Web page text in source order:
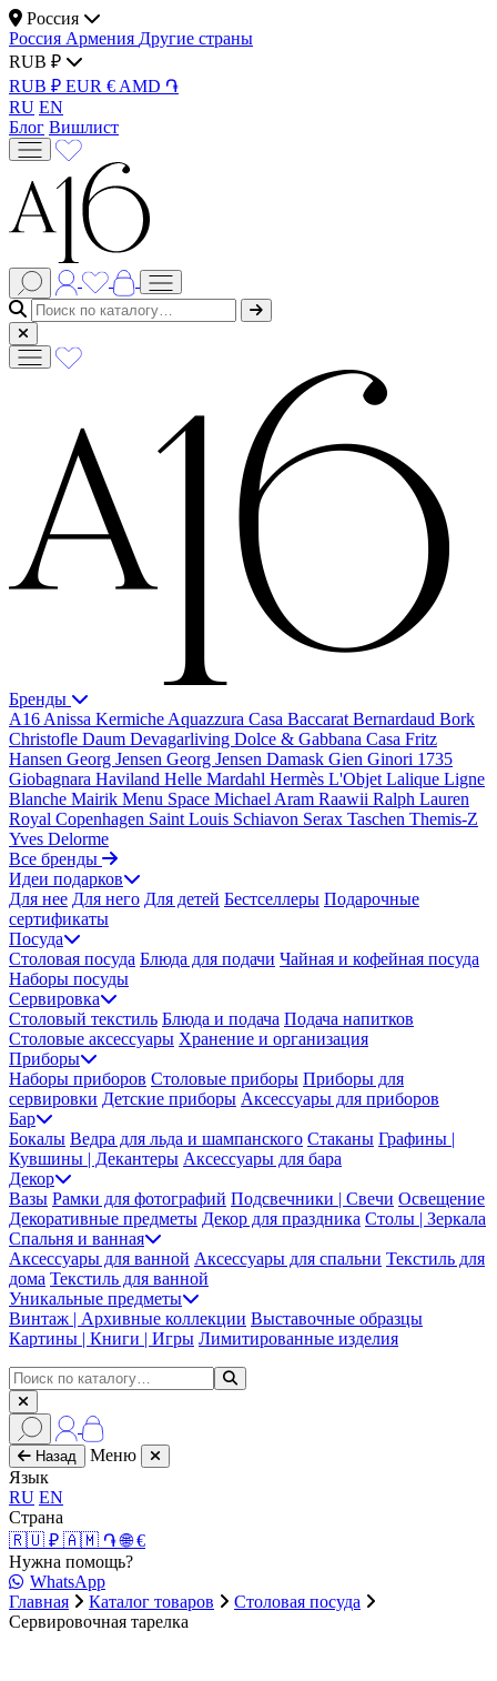
Россия
Россия Армения Другие страны
RUB ₽
RUB ₽ EUR € AMD ֏
RU EN
Блог Вишлист
Бренды
A16 Anissa Kermiche Aquazzura Casa Baccarat Bernardaud Bork
Christofle Daum Devagarliving Dolce & Gabbana Casa Fritz
Hansen Georg Jensen Georg Jensen Damask Gien Ginori 1735
Giobagnara Haviland Helle Mardahl Hermès L'Objet Lalique Ligne
Blanche Mairik Menu Space Michael Aram Raawii Ralph Lauren
Royal Copenhagen Saint Louis Schiavon Serax Taschen Themis-Z
Yves Delorme
Все бренды
Идеи подарков
Для нее Для него Для детей Бестселлеры Подарочные
сертификаты
Посуда
Столовая посуда Блюда для подачи Чайная и кофейная посуда
Наборы посуды
Сервировка
Столовый текстиль Блюда и подача Подача напитков
Столовые аксессуары Хранение и организация
Приборы
Наборы приборов Столовые приборы Приборы для
сервировки Детские приборы Аксессуары для приборов
Бар
Бокалы Ведра для льда и шампанского Стаканы Графины |
Кувшины | Декантеры Аксессуары для бара
Декор
Вазы Рамки для фотографий Подсвечники | Свечи Освещение
Декоративные предметы Декор для праздника Столы | Зеркала
Спальня и ванная
Аксессуары для ванной Аксессуары для спальни Текстиль для
дома Текстиль для ванной
Уникальные предметы
Винтаж | Архивные коллекции Выставочные образцы
Картины | Книги | Игры Лимитированные изделия
Назад
Меню
Язык
RU EN
Страна
🇷🇺 ₽ 🇦🇲 ֏🌐 €
Нужна помощь?
WhatsApp
Главная
Каталог товаров
Столовая посуда
Сервировочная тарелка